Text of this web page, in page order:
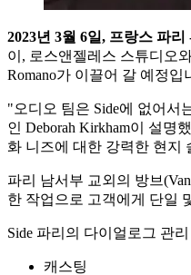
2023년 3월 6일, 프랑스 파리
이, 로스앤젤레스 스튜디오
Romano가 이끌어 갈 예정입
"오디오 팀은 Side에 없어서
인 Deborah Kirkham이 설명
화 니즈에 대한 강력한 현지
파리 남서부 교외의 방브
한 작업으로 고객에게 단일
Side 파리의 다이얼로그 관
캐스팅